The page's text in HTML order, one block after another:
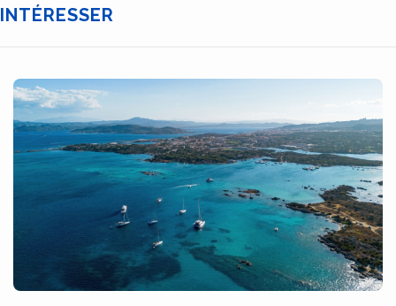
INTÉRESSER